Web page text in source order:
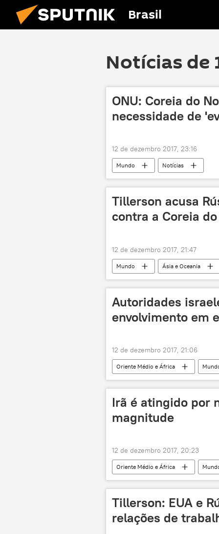
Brasil
Notícias de
ONU: Coreia do
necessidade de
12 de dezembro 2017, 23:16
Mundo Notícias
Tillerson acusa
contra a Coreia
12 de dezembro 2017, 21:47
Mundo Ásia e Oceania
Autoridades
envolvimento em
12 de dezembro 2017, 21:06
Oriente Médio e África
Giltech
Uricom
Irã é atingido por
magnitude
12 de dezembro 2017, 20:23
Oriente Médio e África
Serviço Geológico dos Estados Unidos
Tillerson: EUA e
relações de